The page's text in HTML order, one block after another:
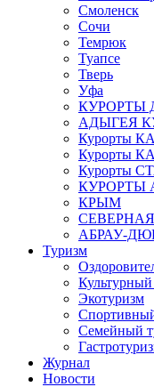
Смоленск
Сочи
Темрюк
Туапсе
Тверь
Уфа
КУРОРТЫ
АДЫГЕЯ
Курорты
Курорты
Курорты
КУРОРТЫ
КРЫМ
АБРАУ-
Туризм
Экотуризм
Семейный
Журнал
Новости